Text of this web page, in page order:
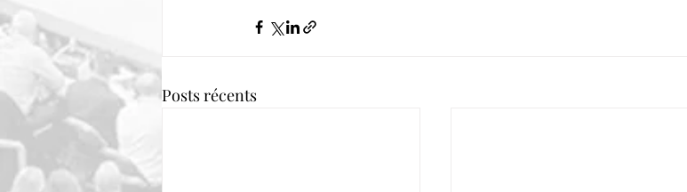
Posts récents